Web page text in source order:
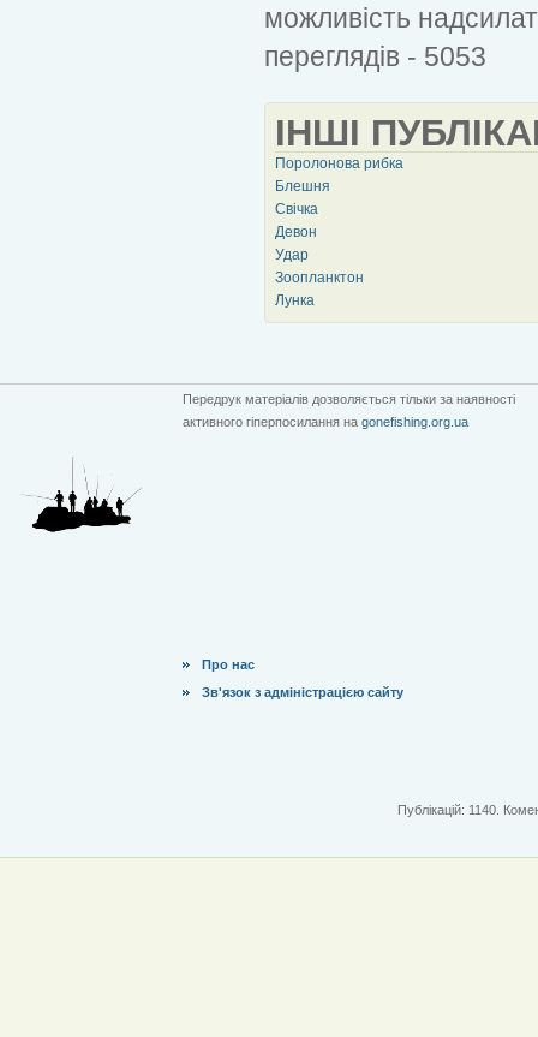
можливість
переглядів - 5053
ІНШІ
Поролонова рибка
Блешня
Свічка
Девон
Удар
Зоопланктон
Лунка
Передрук матеріалів дозволяється тільки за наявності
активного гіперпосилання на gonefishing.org.ua
Про нас
Зв'язок з адміністрацією сайту
Публікацій: 1140.